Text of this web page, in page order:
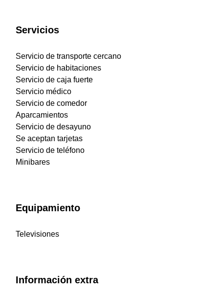
Servicios
Servicio de transporte cercano
Servicio de habitaciones
Servicio de caja fuerte
Servicio médico
Servicio de comedor
Aparcamientos
Servicio de desayuno
Se aceptan tarjetas
Servicio de teléfono
Minibares
Equipamiento
Televisiones
Información extra